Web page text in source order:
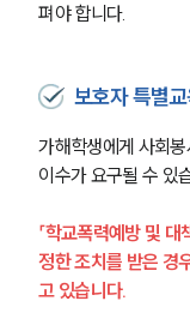
펴야 합니다.
보호자 특별
가해학생에게 사회
이수가 요구될 수 있
「학교폭력예방 및
정한 조치를 받은 경
고 있습니다.